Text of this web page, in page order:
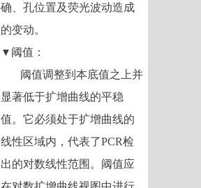
确、孔位置及荧光波动造成
的变动。
▼ 阈值：
阈值调整到本底值之上并
显著低于扩增曲线的平稳
值。它必须处于扩增曲线的
线性区域内，代表了PCR检
出的对数线性范围。阈值应